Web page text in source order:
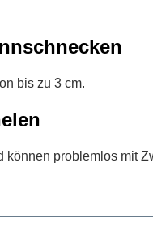
bis zu 3 cm.
problemlos mit